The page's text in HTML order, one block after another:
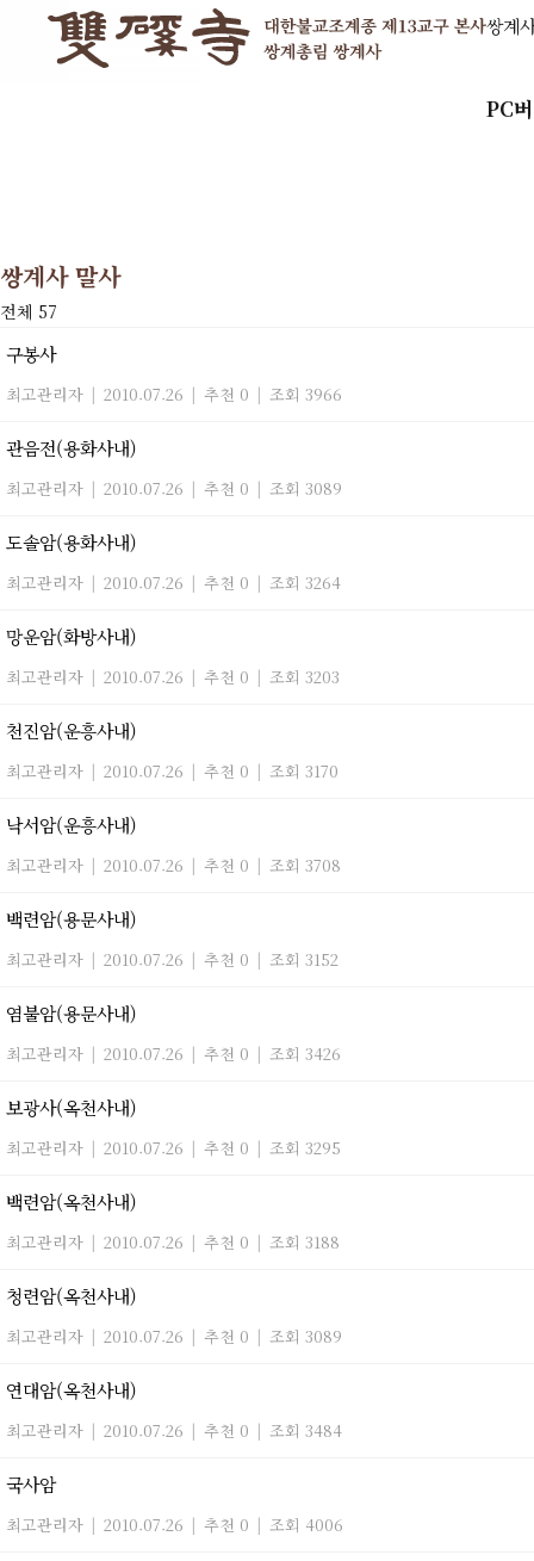
쌍계
PC
쌍계사 말사
전체 57
구봉사
최고관리자 | 2010.07.26 | 추천 0 | 조회 3966
관음전(용화사내)
최고관리자 | 2010.07.26 | 추천 0 | 조회 3089
도솔암(용화사내)
최고관리자 | 2010.07.26 | 추천 0 | 조회 3264
망운암(화방사내)
최고관리자 | 2010.07.26 | 추천 0 | 조회 3203
천진암(운흥사내)
최고관리자 | 2010.07.26 | 추천 0 | 조회 3170
낙서암(운흥사내)
최고관리자 | 2010.07.26 | 추천 0 | 조회 3708
백련암(용문사내)
최고관리자 | 2010.07.26 | 추천 0 | 조회 3152
염불암(용문사내)
최고관리자 | 2010.07.26 | 추천 0 | 조회 3426
보광사(옥천사내)
최고관리자 | 2010.07.26 | 추천 0 | 조회 3295
백련암(옥천사내)
최고관리자 | 2010.07.26 | 추천 0 | 조회 3188
청련암(옥천사내)
최고관리자 | 2010.07.26 | 추천 0 | 조회 3089
연대암(옥천사내)
최고관리자 | 2010.07.26 | 추천 0 | 조회 3484
국사암
최고관리자 | 2010.07.26 | 추천 0 | 조회 4006